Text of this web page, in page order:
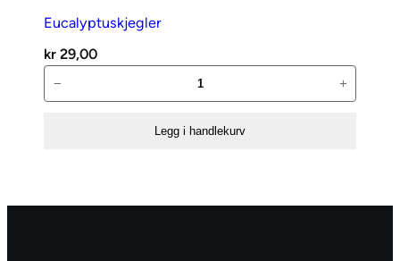
Eucalyptuskjegler
kr 29,00
antall
− +
Legg i handlekurv